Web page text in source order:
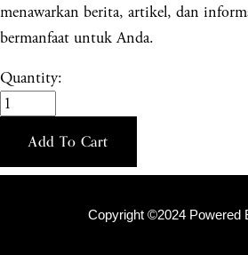
menawarkan berita, artikel, dan
bermanfaat untuk Anda.
Quantity:
Add To Cart
Copyright ©2024 Powered